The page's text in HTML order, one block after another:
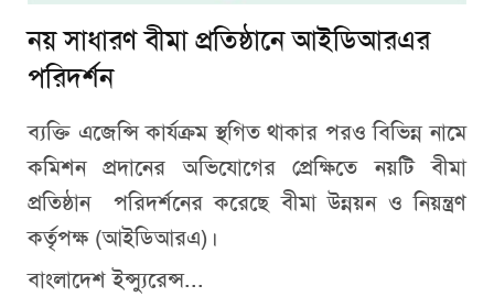
নয় সাধারণ বীমা প্রতিষ্ঠানে আইডিআরএর
পরিদর্শন
ব্যক্তি এজেন্সি কার্যক্রম স্থগিত থাকার পরও বিভিন্ন নামে
কমিশন প্রদানের অভিযোগের প্রেক্ষিতে নয়টি বীমা
প্রতিষ্ঠান পরিদর্শনের করেছে বীমা উন্নয়ন ও নিয়ন্ত্রণ
কর্তৃপক্ষ (আইডিআরএ)।
বাংলাদেশ ইন্স্যুরেন্স...